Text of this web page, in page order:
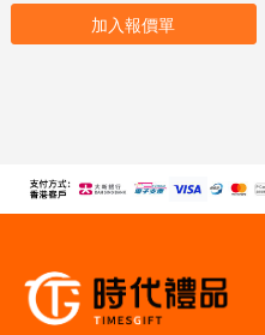
加入報價單